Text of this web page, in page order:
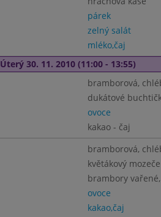
párek
zelný salát
mléko,čaj
Úterý 30. 11. 2010 (11:00 - 13:55)
bramborová,
dukátové
ovoce
kakao - čaj
bramborová,
květákový
brambory
ovoce
kakao,čaj